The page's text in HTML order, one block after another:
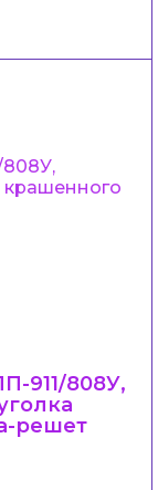
911/808У,
решет